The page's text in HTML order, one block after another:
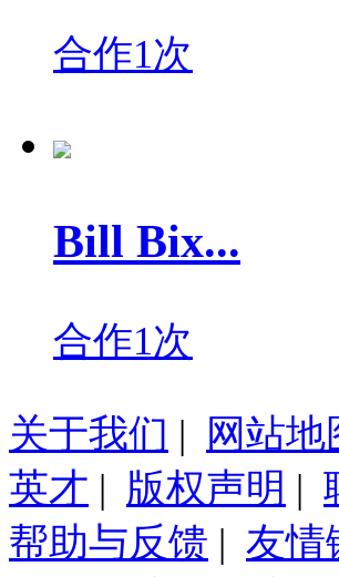
合作1次
Bill Bix...
合作1次
关于我们 | 网站地
英才 | 版权声明 |
帮助与反馈 | 友情